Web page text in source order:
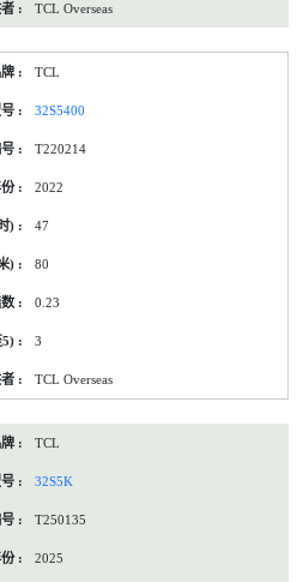
TCL Overseas
TCL
32S5400
T220214
2022
47
80
0.23
3
TCL Overseas
TCL
32S5K
T250135
2025